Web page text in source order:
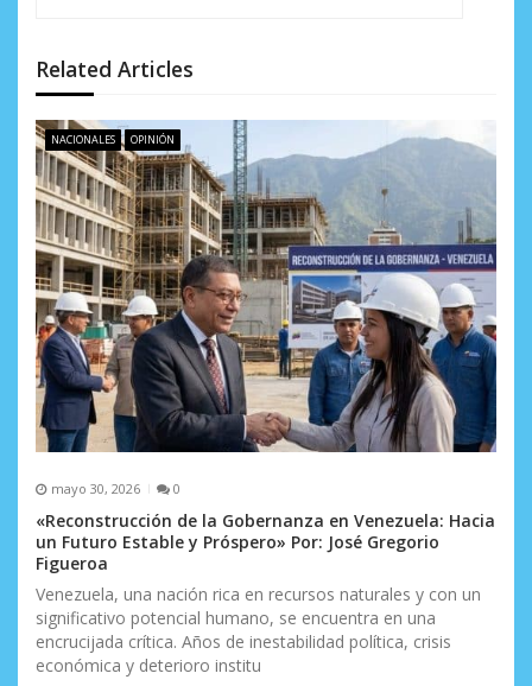
n
d
e
e
n
t
r
a
d
a
s
Related Articles
NACIONALES OPINIÓN
mayo 30, 2026 0
«Reconstrucción de la Gobernanza en Venezuela: Hacia
un Futuro Estable y Próspero» Por: José Gregorio
Figueroa
Venezuela, una nación rica en recursos naturales y con un
significativo potencial humano, se encuentra en una
encrucijada crítica. Años de inestabilidad política, crisis
económica y deterioro institu